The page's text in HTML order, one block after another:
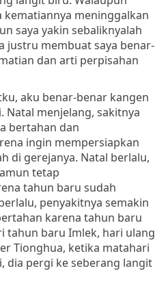
kematiannya meninggalkan
saya yakin sebaliknyalah
justru membuat saya benar-
dan arti perpisahan
aku benar-benar kangen
Natal menjelang, sakitnya
bertahan dan
ingin mempersiapkan
di gerejanya. Natal berlalu,
tetap
tahun baru sudah
penyakitnya semakin
karena tahun baru
tahun baru Imlek, hari ulang
Tionghua, ketika matahari
dia pergi ke seberang langit